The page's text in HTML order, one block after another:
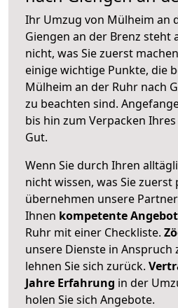
Ihr Umzug von Mülheim an
Giengen an der Brenz steht
nicht, was Sie zuerst
einige wichtige Punkte, die
Mülheim an der Ruhr nach
zu beachten sind.
bis hin zum Verpacken
Gut.
Wenn Sie durch Ihren
nicht wissen, was Sie zuerst
übernehmen unsere
Ihnen kompetente
Ruhr mit einer Checkliste.
unsere Dienste in Anspruch
lehnen Sie sich zurück.
Jahre Erfahrung in der
holen Sie sich Angebote.